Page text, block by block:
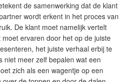
de samenwerking dat de klant
wordt erkent in het proces van
De klant moet namelijk vertelt
ervaren door het op de juiste
het juiste verhaal erbij te
niet meer zelf bepalen wat een
zich als een wagentje op een